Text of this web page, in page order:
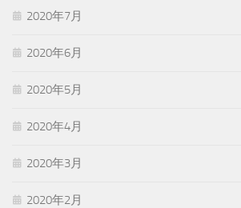
2020年7月
2020年6月
2020年5月
2020年4月
2020年3月
2020年2月